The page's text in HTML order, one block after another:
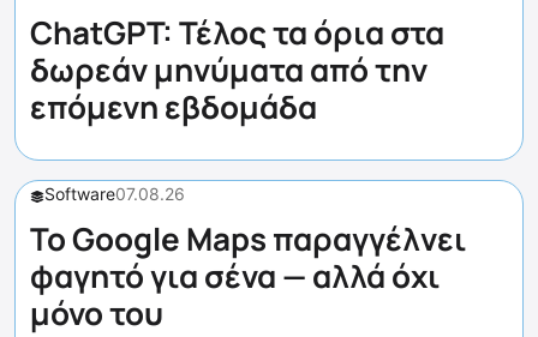
ChatGPT: Τέλος τα όρια στα
δωρεάν μηνύματα από την
επόμενη εβδομάδα
Software07.08.26
Το Google Maps παραγγέλνει
φαγητό για σένα — αλλά όχι
μόνο του